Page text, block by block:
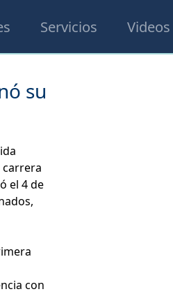
Servicios Videos
su
carrera
el 4 de
con